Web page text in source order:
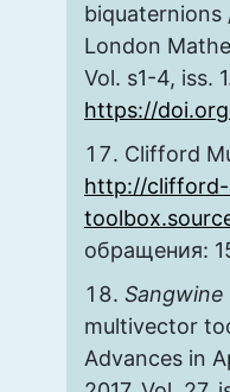
biquaternions
London
Vol. s1-4, iss.
https://doi.org/
Clifford
http://
обращения:
Sangwine
multivector
Advances in